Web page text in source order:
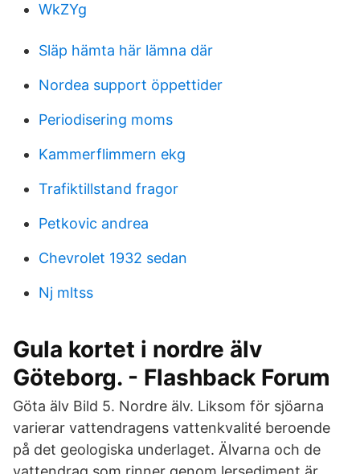
WkZYg
Släp hämta här lämna där
Nordea support öppettider
Periodisering moms
Kammerflimmern ekg
Trafiktillstand fragor
Petkovic andrea
Chevrolet 1932 sedan
Nj mltss
Gula kortet i nordre älv
Göteborg. - Flashback Forum
Göta älv Bild 5. Nordre älv. Liksom för sjöarna
varierar vattendragens vattenkvalité beroende
på det geologiska underlaget. Älvarna och de